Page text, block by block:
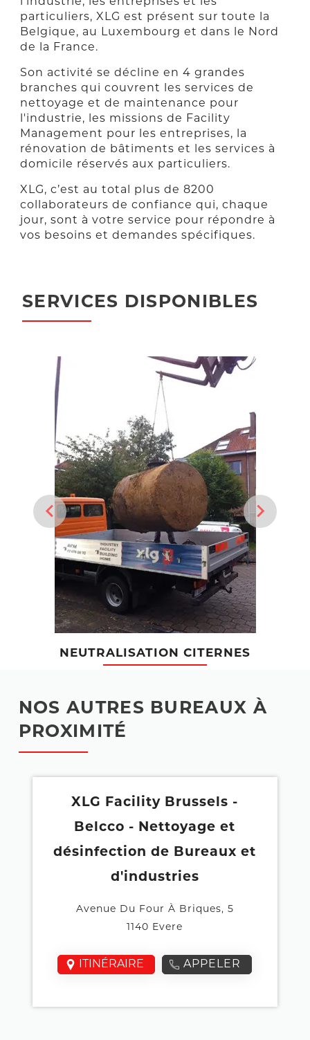
particuliers, XLG est présent sur toute la
Belgique, au Luxembourg et dans le Nord
de la France.
Son activité se décline en 4 grandes
branches qui couvrent les services de
nettoyage et de maintenance pour
l'industrie, les missions de Facility
Management pour les entreprises, la
rénovation de bâtiments et les services à
domicile réservés aux particuliers.
XLG, c’est au total plus de 8200
collaborateurs de confiance qui, chaque
jour, sont à votre service pour répondre à
vos besoins et demandes spécifiques.
SERVICES DISPONIBLES
NEUTRALISATION CITERNES
NOS AUTRES BUREAUX À
PROXIMITÉ
XLG Facility Brussels -
Belcco - Nettoyage et
désinfection de Bureaux et
d'industries
Avenue Du Four À Briques, 5
1140 Evere
ITINÉRAIRE APPELER